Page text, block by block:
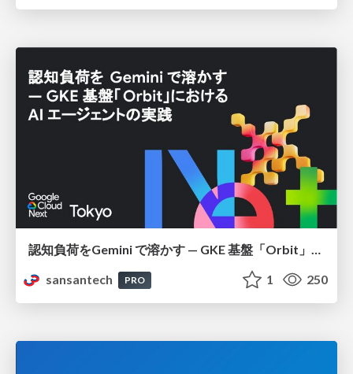
認知負荷をGemini で溶かす — GKE 基盤「Orbit」における AI エージェントの実践
sansantech
PRO 1 250